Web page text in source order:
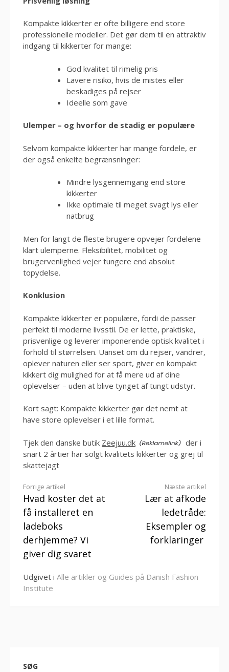
Kompakte kikkerter er ofte billigere end store
professionelle modeller. Det gør dem til en attraktiv
indgang til kikkerter for mange:
God kvalitet til rimelig pris
Lavere risiko, hvis de mistes eller
beskadiges på rejser
Ideelle som gave
Ulemper – og hvorfor de stadig er populære
Selvom kompakte kikkerter har mange fordele, er
der også enkelte begrænsninger:
Mindre lysgennemgang end store
kikkerter
Ikke optimale til meget svagt lys eller
natbrug
Men for langt de fleste brugere opvejer fordelene
klart ulemperne. Fleksibilitet, mobilitet og
brugervenlighed vejer tungere end absolut
topydelse.
Konklusion
Kompakte kikkerter er populære, fordi de passer
perfekt til moderne livsstil. De er lette, praktiske,
prisvenlige og leverer imponerende optisk kvalitet i
forhold til størrelsen. Uanset om du rejser, vandrer,
oplever naturen eller ser sport, giver en kompakt
kikkert dig mulighed for at få mere ud af dine
oplevelser – uden at blive tynget af tungt udstyr.
Kort sagt: Kompakte kikkerter gør det nemt at
have store oplevelser i et lille format.
Tjek den danske butik Zeejuu.dk
der i
snart 2 årtier har solgt kvalitets kikkerter og grej til
skattejagt
Læs
videre
Forrige artikel
Hvad koster det at
få installeret en
ladeboks
derhjemme? Vi
giver dig svaret
Næste artikel
Lær at afkode
ledetråde:
Eksempler og
forklaringer
Udgivet i Alle artikler og Guides på Danish Fashion
Institute
SØG